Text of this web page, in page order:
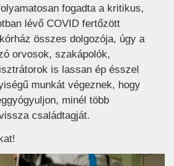
fogadta a kritikus,
lévő COVID fertőzött
összes dolgozója, úgy a
orvosok, szakápolók,
is lassan ép ésszel
munkát végeznek, hogy
minél több
családtagját.